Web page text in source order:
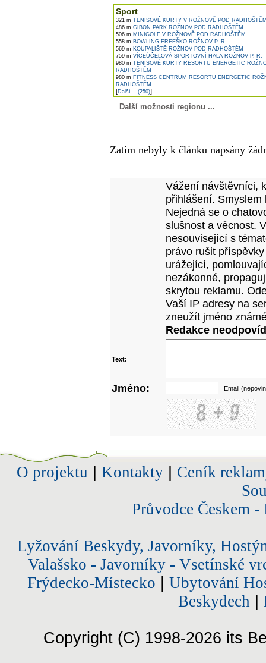
Sport
321 m TENISOVÉ KURTY V ROŽNOVĚ POD
486 m GIBON PARK ROŽNOV POD RADHOŠTĚM
506 m MINIGOLF V ROŽNOVĚ POD RADHOŠTĚM
558 m BOWLING FREEŠKO ROŽNOV P. R.
569 m KOUPALIŠTĚ ROŽNOV POD RADHOŠTĚM
759 m VÍCEÚČELOVÁ SPORTOVNÍ HALA ROŽNOV P. R.
980 m TENISOVÉ KURTY RESORTU ENERGETIC
RADHOŠTĚM
980 m FITNESS CENTRUM RESORTU ENERGETIC
RADHOŠTĚM
[Další... (250)]
Další možnosti regionu ...
Zatím nebyly k článku napsány
Vážení návštěvníci,
přihlášení.
Nejedná se o
slušnost a věcnost.
nesouvisející s
právo rušit
urážející,
nezákonné,
skrytou reklamu.
Vaší IP adresy na
zneužít jméno
Redakce
Text:
Jméno: Email
O projektu Kontakty| Ceník
Průvodce Českem
Lyžování Beskydy, Javorníky,
Valašsko - Javorníky - Vsetínské
Frýdecko-Místecko
Ubytování
Beskydech
Copyright (C) 1998-2026 its